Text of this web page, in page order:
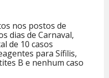
nos postos de
dias de Carnaval,
de 10 casos
para Sífilis,
B e nenhum caso